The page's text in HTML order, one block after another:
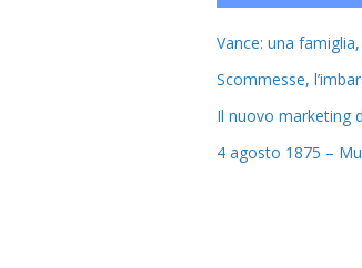
o
r
e
Vance: una
Scommesse,
Il nuovo marketing
4 agosto 1875 –